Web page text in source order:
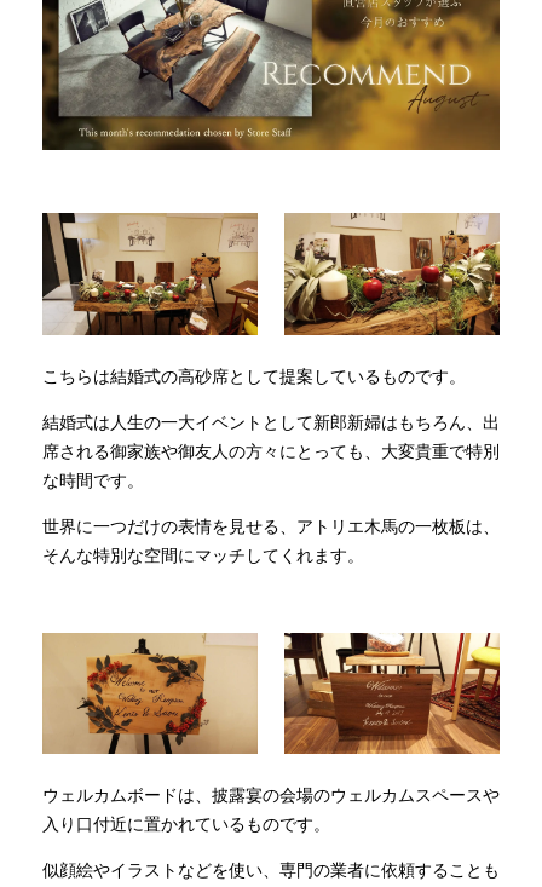
INFORMATION
MOKUBA CHANNEL
よくあるご質問
お問い合わせ
こちらは結婚式の高砂席として提案しているものです。
結婚式は人生の一大イベントとして新郎新婦はもちろん、出
席される御家族や御友人の方々にとっても、大変貴重で特別
な時間です。
世界に一つだけの表情を見せる、アトリエ木馬の一枚板は、
そんな特別な空間にマッチしてくれます。
ウェルカムボードは、披露宴の会場のウェルカムスペースや
入り口付近に置かれているものです。
似顔絵やイラストなどを使い、専門の業者に依頼することも